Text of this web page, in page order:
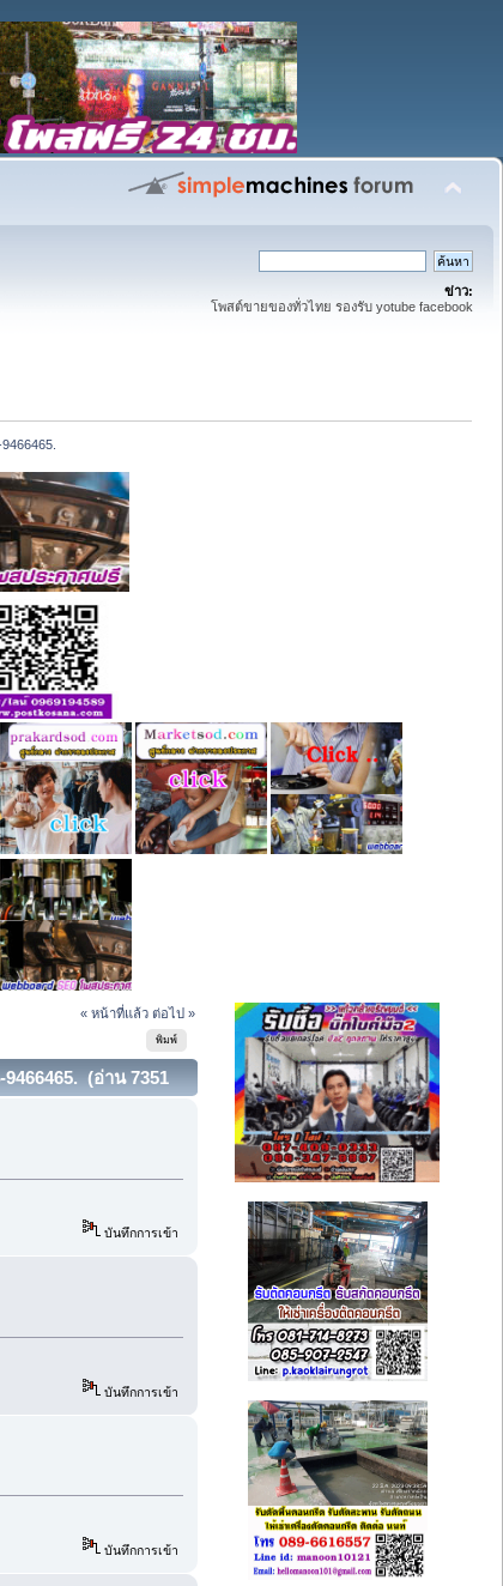
ข่าว:
โพสต์ขายของทั่วไทย รองรับ yotube facebook
« หน้าที่แล้ว ต่อไป »
พิมพ์
(อ่าน 7351
บันทึกการเข้า
บันทึกการเข้า
บันทึกการเข้า